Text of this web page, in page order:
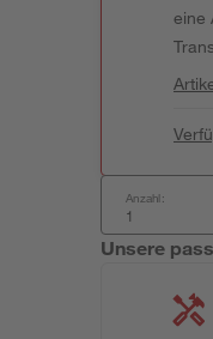
eine
Anzahl:
Unsere